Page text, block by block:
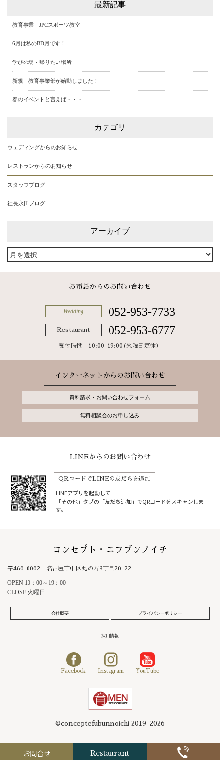
お問合せ Restaurant
最新記事
教育事業 JPCスポーツ教室
6月は私のBD月です！
学びの場・帰りたい場所
新規 教育事業部が始動しました！
春のイベントと言えば・・・
カテゴリ
ウェディングからのお知らせ
レストランからのお知らせ
スタッフブログ
社長永田ブログ
アーカイブ
お電話からのお問い合わせ
Wedding 052-953-7733
Restaurant 052-953-6777
受付時間 10:00-19:00(火曜日定休）
インターネットからのお問い合わせ
資料請求・お問い合わせフォーム
無料相談会のお申し込み
LINEからのお問い合わせ
QRコードでLINEの友だちを追加
LINEアプリを起動して
「その他」タブの「友だち追加」でQRコードをスキャンしま
す。
コンセプト・エフブンノイチ
〒460-0002 名古屋市中区丸の内3丁目20-22
OPEN 10：00～19：00
CLOSE 火曜日
会社概要 プライバシーポリシー
採用情報
Facebook Instagram YouTube
©conceptefubunnoichi 2019-2026